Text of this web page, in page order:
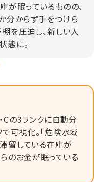
が眠っているものの、
分からず手をつけら
を圧迫し、新しい入
態に。
Cの3ランクに自動分
可視化。「危険水域
留している在庫が
らのお金が眠っている